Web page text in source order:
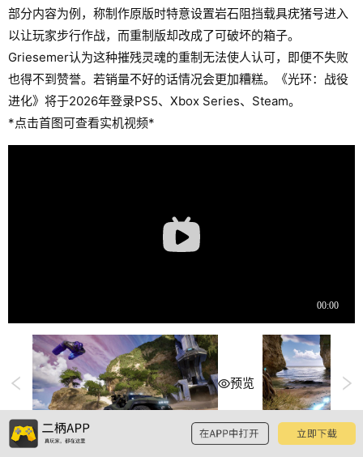
部分内容为例，称制作原版时特意设置岩石阻挡载具疣猪号进入
以让玩家步行作战，而重制版却改成了可破坏的箱子。
Griesemer认为这种摧残灵魂的重制无法使人认可，即便不失败
也得不到赞誉。若销量不好的话情况会更加糟糕。《光环：战役
进化》将于2026年登录PS5、Xbox Series、Steam。
*点击首图可查看实机视频*
预览